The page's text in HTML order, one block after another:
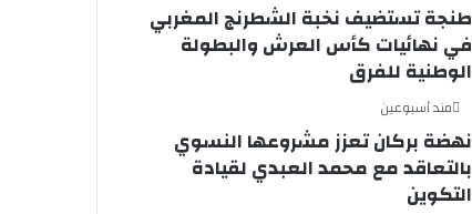
طنجة تستضيف نخبة الشطرنج المغربي
في نهائيات كأس العرش والبطولة
الوطنية للفرق
مند أسبوعين
نهضة بركان تعزز مشروعها النسوي
بالتعاقد مع محمد العبدي لقيادة
التكوين